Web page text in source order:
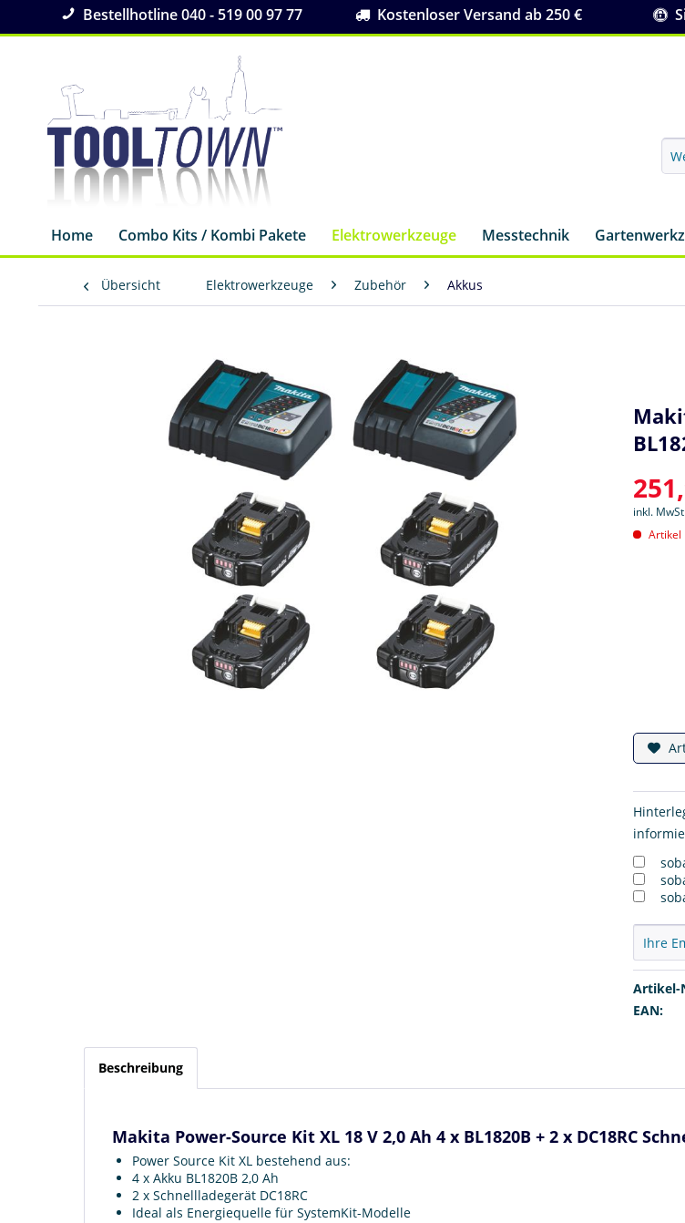
Bestellhotline 040 - 519 00 97 77 Kostenloser Versand ab 250 €
Home Combo Kits / Kombi Pakete Elektrowerkzeuge Messtechnik
Übersicht Elektrowerkzeuge Zubehör Akkus
inkl.
Artikel
Artikel-
EAN:
Beschreibung
Makita Power-Source Kit XL 18 V 2,0 Ah 4 x BL1820B + 2 x DC18RC
Power Source Kit XL bestehend aus:
4 x Akku BL1820B 2,0 Ah
2 x Schnellladegerät DC18RC
Ideal als Energiequelle für SystemKit-Modelle